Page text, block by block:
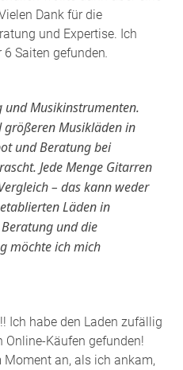
Dank für die
und Expertise. Ich
Saiten gefunden
und Musikinstrumenten.
größeren Musikläden in
und Beratung bei
Jede Menge Gitarren
– das kann weder
Läden in
und die
möchte ich mich
Ich habe den Laden zufällig
Käufen gefunden!
Moment an, als ich ankam,